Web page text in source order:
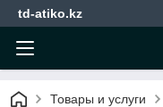
td-atiko.kz
Товары и услуги